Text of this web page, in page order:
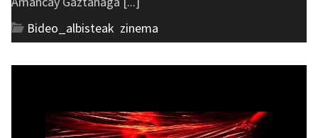
Bideo_albisteak zinema